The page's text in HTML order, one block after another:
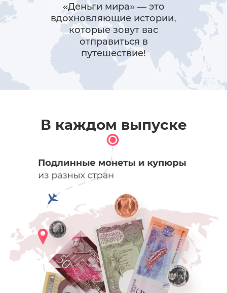
«Деньги мира» — это
вдохновляющие истории,
которые зовут вас
отправиться в
путешествие!
В каждом выпуске